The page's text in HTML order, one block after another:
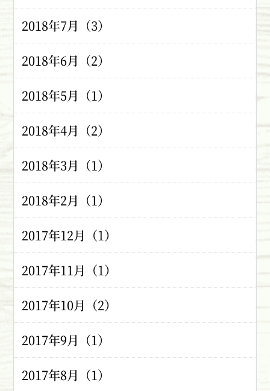
2018年7月（3）
2018年6月（2）
2018年5月（1）
2018年4月（2）
2018年3月（1）
2018年2月（1）
2017年12月（1）
2017年11月（1）
2017年10月（2）
2017年9月（1）
2017年8月（1）